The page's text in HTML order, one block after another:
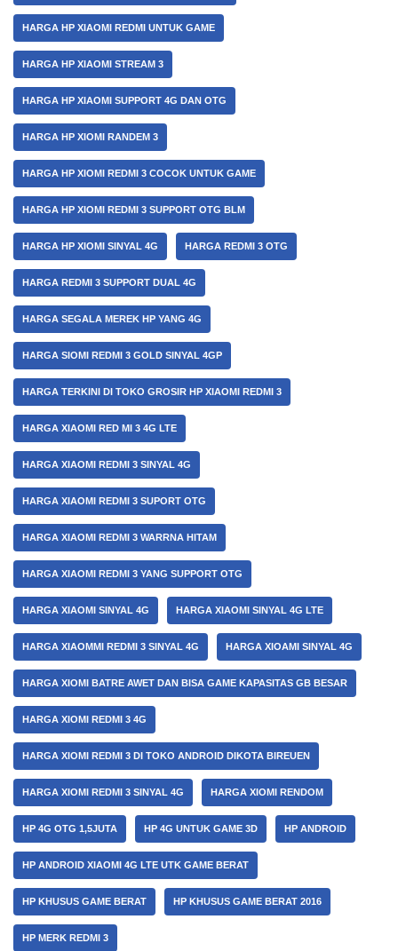
HARGA HP XIAOMI REDMI UNTUK GAME
HARGA HP XIAOMI STREAM 3
HARGA HP XIAOMI SUPPORT 4G DAN OTG
HARGA HP XIOMI RANDEM 3
HARGA HP XIOMI REDMI 3 COCOK UNTUK GAME
HARGA HP XIOMI REDMI 3 SUPPORT OTG BLM
HARGA HP XIOMI SINYAL 4G HARGA REDMI 3 OTG
HARGA REDMI 3 SUPPORT DUAL 4G
HARGA SEGALA MEREK HP YANG 4G
HARGA SIOMI REDMI 3 GOLD SINYAL 4GP
HARGA TERKINI DI TOKO GROSIR HP XIAOMI REDMI 3
HARGA XIAOMI RED MI 3 4G LTE
HARGA XIAOMI REDMI 3 SINYAL 4G
HARGA XIAOMI REDMI 3 SUPORT OTG
HARGA XIAOMI REDMI 3 WARRNA HITAM
HARGA XIAOMI REDMI 3 YANG SUPPORT OTG
HARGA XIAOMI SINYAL 4G HARGA XIAOMI SINYAL 4G LTE
HARGA XIAOMMI REDMI 3 SINYAL 4G HARGA XIOAMI SINYAL 4G
HARGA XIOMI BATRE AWET DAN BISA GAME KAPASITAS GB BESAR
HARGA XIOMI REDMI 3 4G
HARGA XIOMI REDMI 3 DI TOKO ANDROID DIKOTA BIREUEN
HARGA XIOMI REDMI 3 SINYAL 4G HARGA XIOMI RENDOM
HP 4G OTG 1,5JUTA HP 4G UNTUK GAME 3D HP ANDROID
HP ANDROID XIAOMI 4G LTE UTK GAME BERAT
HP KHUSUS GAME BERAT HP KHUSUS GAME BERAT 2016
HP MERK REDMI 3